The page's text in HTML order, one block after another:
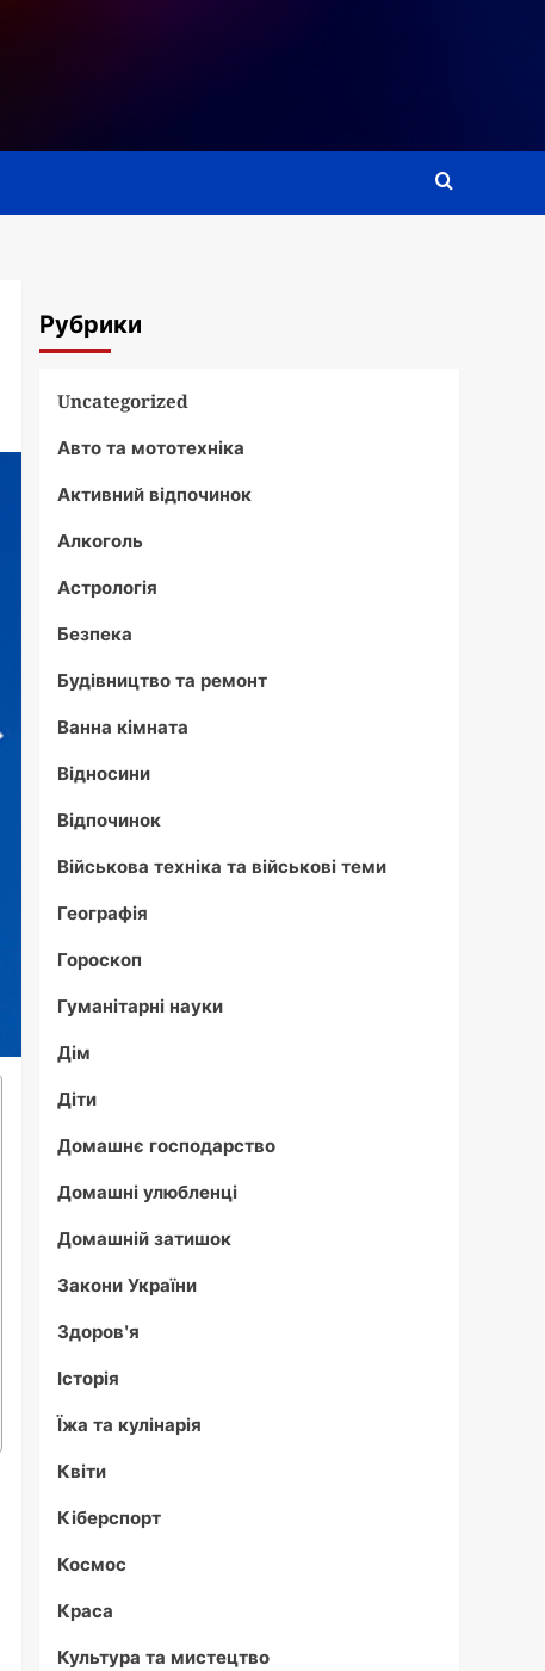
Рубрики
Uncategorized
Авто та мототехніка
Активний відпочинок
Алкоголь
Астрологія
Безпека
Будівництво та ремонт
Ванна кімната
Відносини
Відпочинок
Військова техніка та військові теми
Географія
Гороскоп
Гуманітарні науки
Дім
Діти
Домашнє господарство
Домашні улюбленці
Домашній затишок
Закони України
Здоров'я
Історія
Їжа та кулінарія
Квіти
Кіберспорт
Космос
Краса
Культура та мистецтво